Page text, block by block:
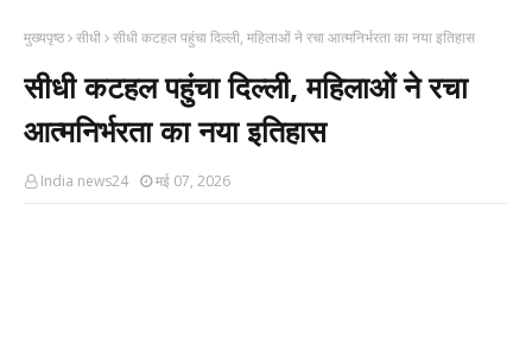
मुख्यपृष्ठ सीधी सीधी कटहल पहुंचा दिल्ली, महिलाओं ने रचा आत्मनिर्भरता का नया इतिहास
सीधी कटहल पहुंचा दिल्ली, महिलाओं ने रचा
आत्मनिर्भरता का नया इतिहास
India news24 मई 07, 2026